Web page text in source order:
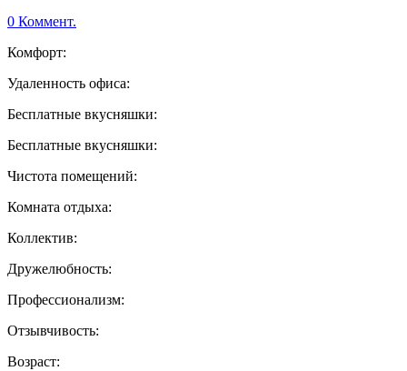
0 Коммент.
Комфорт:
Удаленность офиса:
Бесплатные вкусняшки:
Бесплатные вкусняшки:
Чистота помещений:
Комната отдыха:
Коллектив:
Дружелюбность:
Профессионализм:
Отзывчивость:
Возраст: